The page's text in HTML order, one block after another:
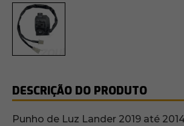
DESCRIÇÃO DO PRODUTO
Punho de Luz Lander 2019 até